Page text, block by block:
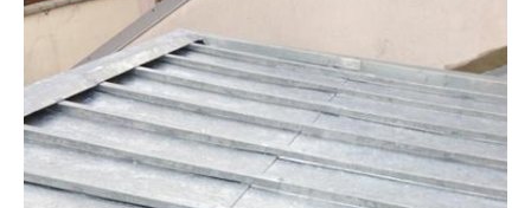
protéger les combles entre les pans opposés de votre
toiture et offre un aspect visuel attrayant à celle-ci en plus
de son rôle d’étancheur. L’entreprise Artisan Stadelmann
met à votre profit son savoir-faire pour que vous
bénéficiez d’une zinguerie fiable et efficace.